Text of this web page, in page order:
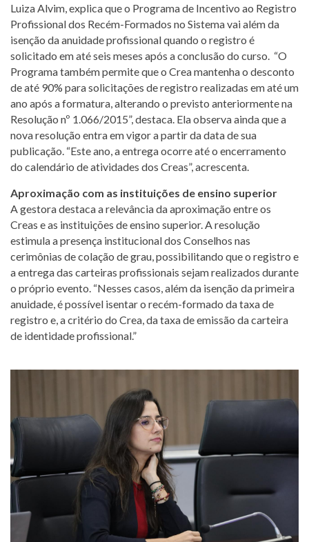
Luiza Alvim, explica que o Programa de Incentivo ao Registro
Profissional dos Recém-Formados no Sistema vai além da
isenção da anuidade profissional quando o registro é
solicitado em até seis meses após a conclusão do curso. “O
Programa também permite que o Crea mantenha o desconto
de até 90% para solicitações de registro realizadas em até um
ano após a formatura, alterando o previsto anteriormente na
Resolução nº 1.066/2015”, destaca. Ela observa ainda que a
nova resolução entra em vigor a partir da data de sua
publicação. “Este ano, a entrega ocorre até o encerramento
do calendário de atividades dos Creas”, acrescenta.
Aproximação com as instituições de ensino superior
A gestora destaca a relevância da aproximação entre os
Creas e as instituições de ensino superior. A resolução
estimula a presença institucional dos Conselhos nas
cerimônias de colação de grau, possibilitando que o registro e
a entrega das carteiras profissionais sejam realizados durante
o próprio evento. “Nesses casos, além da isenção da primeira
anuidade, é possível isentar o recém-formado da taxa de
registro e, a critério do Crea, da taxa de emissão da carteira
de identidade profissional.”